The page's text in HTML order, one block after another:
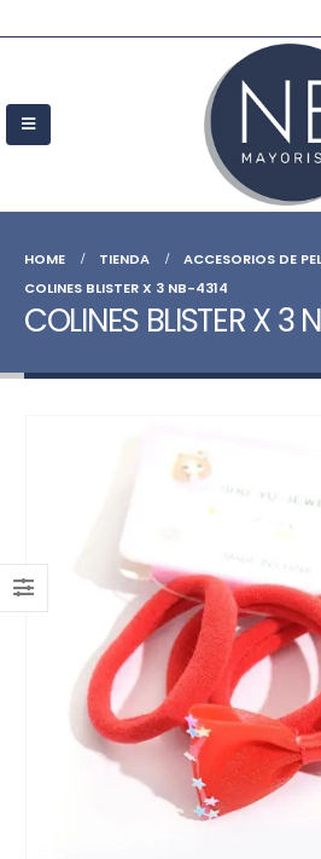
HOME TIENDA ACCESORIOS DE
COLINES BLISTER X 3 NB-4314
COLINES BLISTER X 3